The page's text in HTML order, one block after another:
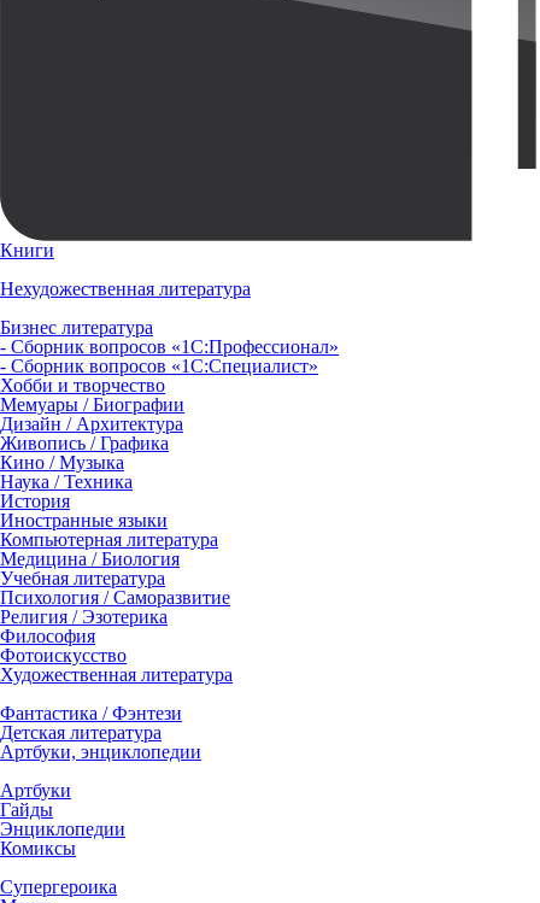
Книги
Нехудожественная литература
Бизнес литература
- Сборник вопросов «1С:Профессионал»
- Сборник вопросов «1С:Специалист»
Хобби и творчество
Мемуары / Биографии
Дизайн / Архитектура
Живопись / Графика
Кино / Музыка
Наука / Техника
История
Иностранные языки
Компьютерная литература
Медицина / Биология
Учебная литература
Психология / Саморазвитие
Религия / Эзотерика
Философия
Фотоискусство
Художественная литература
Фантастика / Фэнтези
Детская литература
Артбуки, энциклопедии
Артбуки
Гайды
Энциклопедии
Комиксы
Супергероика